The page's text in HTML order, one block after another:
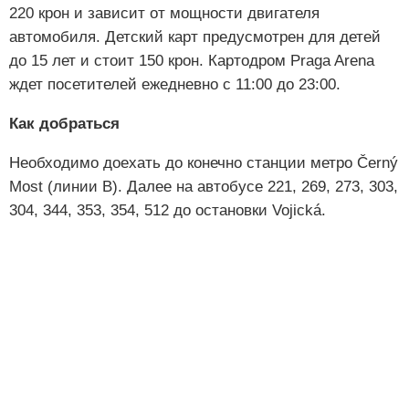
220 крон и зависит от мощности двигателя
автомобиля. Детский карт предусмотрен для детей
до 15 лет и стоит 150 крон. Картодром Praga Arena
ждет посетителей ежедневно с 11:00 до 23:00.
Как добраться
Необходимо доехать до конечно станции метро Černý
Most (линии B). Далее на автобусе 221, 269, 273, 303,
304, 344, 353, 354, 512 до остановки Vojická.